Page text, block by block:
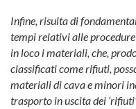
Infine, risulta di
tempi relativi alle
in loco i materiali, che,
classificati come rifiuti,
materiali di cava e minori
trasporto in uscita dei